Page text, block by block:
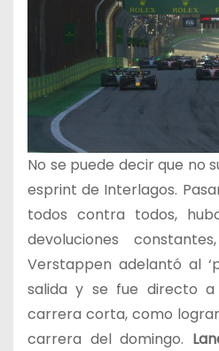
No se puede decir que no
esprint de Interlagos.
todos contra todos,
devoluciones
Verstappen adelantó al
salida y se fue directo
carrera corta, como
carrera del domingo.